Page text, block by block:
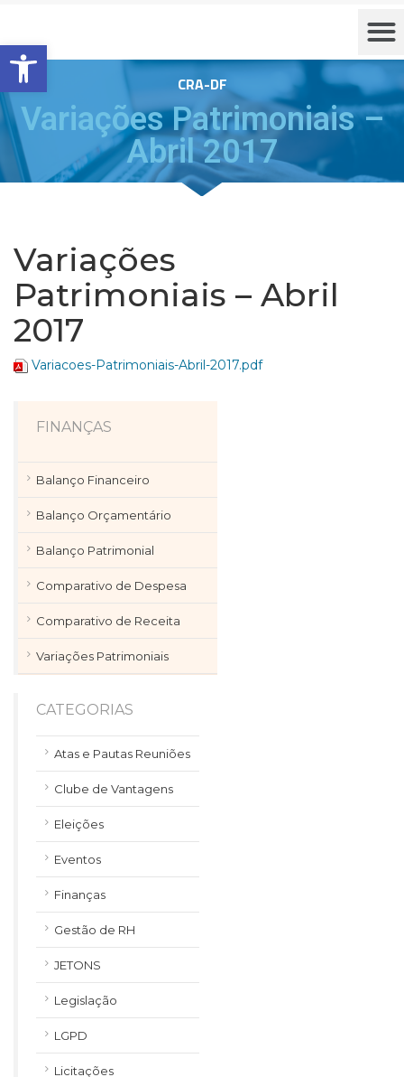
Barra de Ferramentas Aberta
CRA-DF
Variações Patrimoniais –
Abril 2017
Variações
Patrimoniais – Abril
2017
Variacoes-Patrimoniais-Abril-2017.pdf
FINANÇAS
Balanço Financeiro
Balanço Orçamentário
Balanço Patrimonial
Comparativo de Despesa
Comparativo de Receita
Variações Patrimoniais
CATEGORIAS
Atas e Pautas Reuniões
Clube de Vantagens
Eleições
Eventos
Finanças
Gestão de RH
JETONS
Legislação
LGPD
Licitações